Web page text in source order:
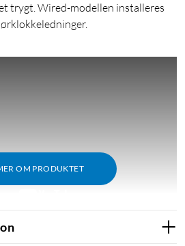
trygt. Wired-modellen installeres
OM PRODUKTET